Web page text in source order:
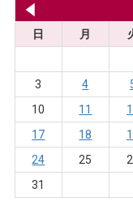
日
月
3
4
10
11
17
18
24
25
31